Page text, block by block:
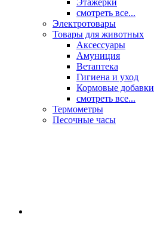
Этажерки
смотреть все...
Электротовары
Товары для животных
Аксессуары
Амуниция
Ветаптека
Гигиена и уход
Кормовые добавки
смотреть все...
Термометры
Песочные часы